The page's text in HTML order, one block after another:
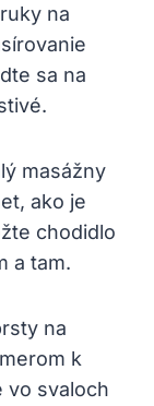
na
sa na
masážny
ako je
chodidlo
a tam.
na
k
vo svaloch